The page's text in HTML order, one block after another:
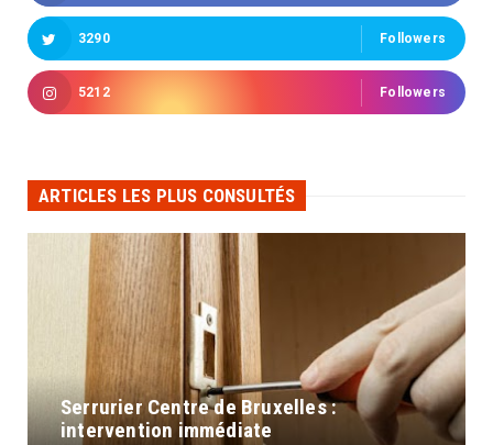
3290 Followers
5212 Followers
ARTICLES LES PLUS CONSULTÉS
Serrurier Centre de Bruxelles :
intervention immédiate